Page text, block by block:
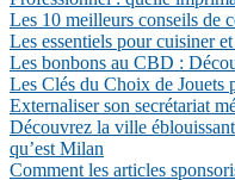
Les 10 meilleurs conseils de
Les essentiels pour cuisiner
Les bonbons au CBD :
Les Clés du Choix de Jouets
Externaliser son secrétariat
Découvrez la ville
qu’est Milan
Comment les articles